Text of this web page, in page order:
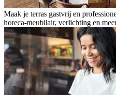
Maak je terras gastvrij en
horeca‑meubilair, verlichting en